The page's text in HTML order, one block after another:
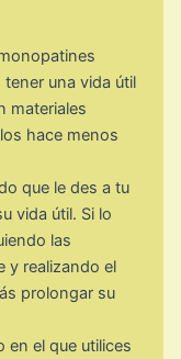
una vida útil
materiales
hace menos
que le des a tu
vida útil. Si lo
las
y realizando el
prolongar su
en el que utilices